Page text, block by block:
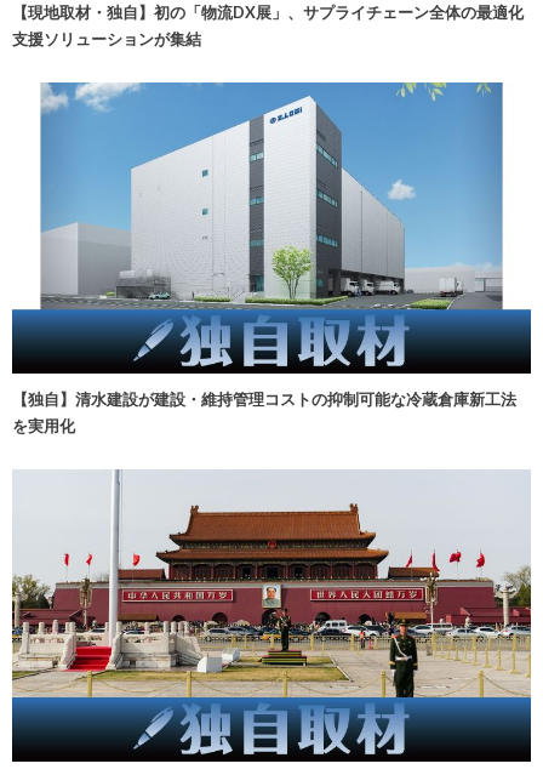
【現地取材・独自】初の「物流DX展」、サプライチェーン全体の最適化
支援ソリューションが集結
【独自】清水建設が建設・維持管理コストの抑制可能な冷蔵倉庫新工法
を実用化